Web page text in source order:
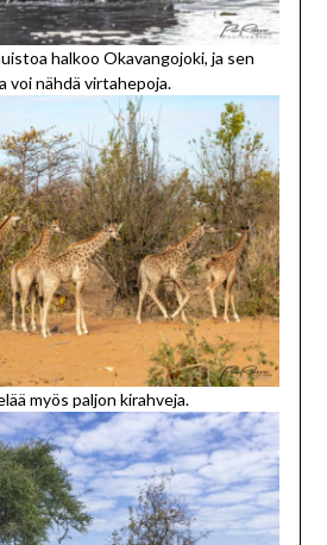
halkoo Okavangojoki, ja sen
voi nähdä virtahepoja.
myös paljon kirahveja.